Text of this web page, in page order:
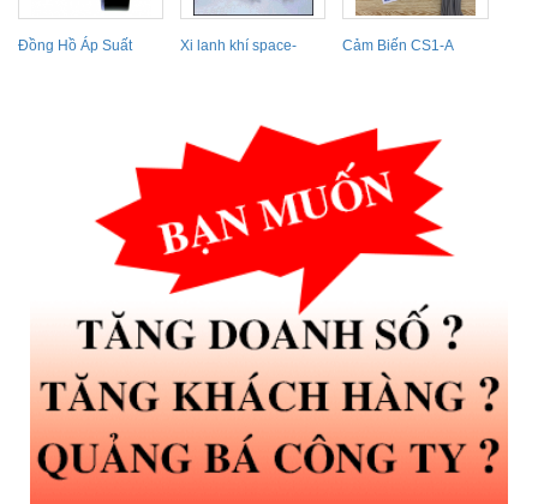
Đồng Hồ Áp Suất
Xi lanh khí space-
Cảm Biến CS1-A